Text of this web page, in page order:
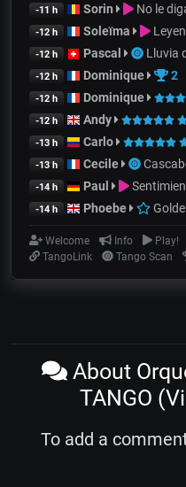
-11 h Sorin No le
-12 h Soleïma
-12 h Pascal Lluvia
-12 h Dominique 2
-12 h Dominique
-12 h Andy
-13 h Carlo
-13 h Cecile
-14 h Paul
-14 h Phoebe
Welcome Info Play!
TangoLink
Tango Scan
About
TANGO
To add a